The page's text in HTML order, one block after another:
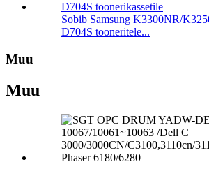
Sobib Samsung K3300NR/
D704S tooneritele...
Muu
Muu